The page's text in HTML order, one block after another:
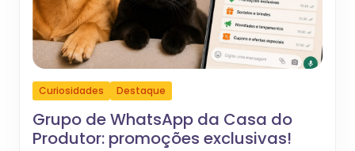
Curiosidades Destaque
Grupo de WhatsApp da Casa do
Produtor: promoções exclusivas!